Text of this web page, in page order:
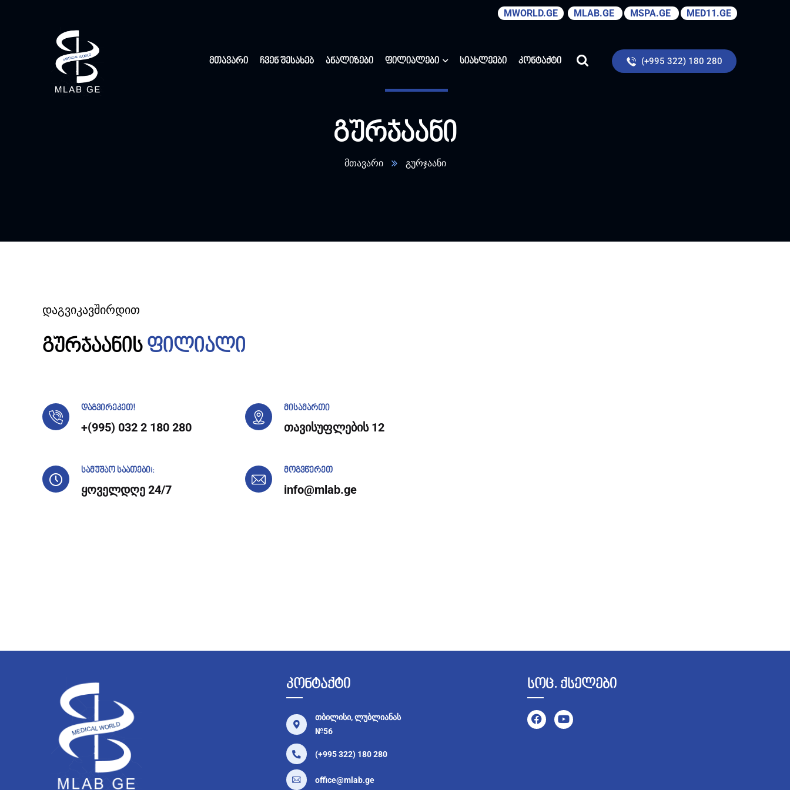
MWORLD.GE MLAB.GE MSPA.GE MED11.GE
მთავარი ჩვენ შესახებ ანალიზები ფილიალები სიახლეები კონტაქტი (+995 322) 180 280
გურჯაანი
მთავარი გურჯაანი
დაგვიკავშირდით
გურჯაანის ფილიალი
დაგვირეკეთ!
+(995) 032 2 180 280
მისამართი
თავისუფლების 12
სამუშაო საათებიi:
ყოველდღე 24/7
მოგვწერეთ
info@mlab.ge
კონტაქტი
თბილისი, ლუბლიანას
№56
(+995 322) 180 280
office@mlab.ge
სოც. ქსელები